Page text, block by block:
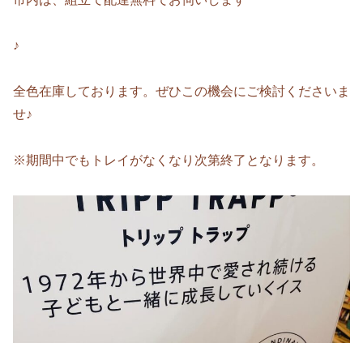
♪
全色在庫しております。ぜひこの機会にご検討くださいま
せ♪
※期間中でもトレイがなくなり次第終了となります。